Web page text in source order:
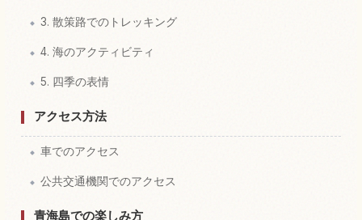
3. 散策路でのトレッキング
4. 海のアクティビティ
5. 四季の表情
アクセス方法
車でのアクセス
公共交通機関でのアクセス
青海島での楽しみ方